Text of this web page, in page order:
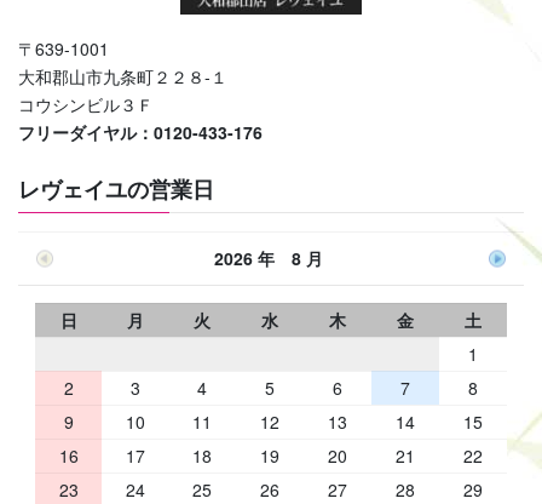
〒639-1001
大和郡山市九条町２２８-１
コウシンビル３Ｆ
フリーダイヤル：0120-433-176
レヴェイユの営業日
2026 年 8 月
日 月 火 水 木 金
土
1
2
3 4 5 6 7
8
9
10 11 12 13 14
15
16
17 18 19 20 21
22
23
24 25 26 27 28
29